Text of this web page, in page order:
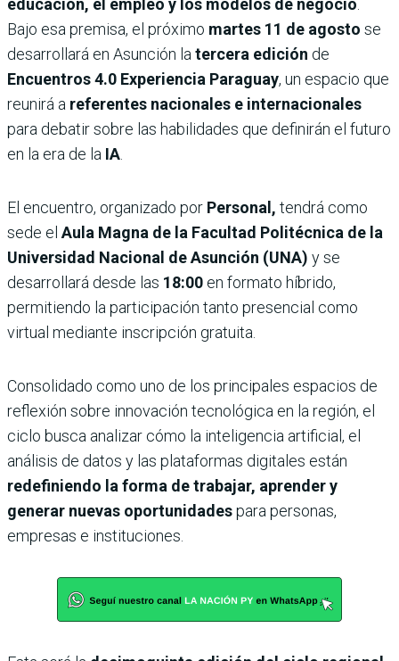
educación, el empleo y los modelos de negocio
Bajo esa premisa, el próximo martes 11 de agosto se
desarrollará en Asunción la tercera edición de
Encuentros 4.0 Experiencia Paraguay, un espacio que
reunirá a referentes nacionales e internacionales
para debatir sobre las habilidades que definirán el futuro
en la era de la IA
El encuentro, organizado por Personal, tendrá como
sede el Aula Magna de la Facultad Politécnica de la
Universidad Nacional de Asunción (UNA) y se
desarrollará desde las 18:00 en formato híbrido,
permitiendo la participación tanto presencial como
virtual mediante inscripción gratuita.
Consolidado como uno de los principales espacios de
reflexión sobre innovación tecnológica en la región, el
ciclo busca analizar cómo la inteligencia artificial, el
análisis de datos y las plataformas digitales están
redefiniendo la forma de trabajar, aprender y
generar nuevas oportunidadespara personas,
empresas e instituciones.